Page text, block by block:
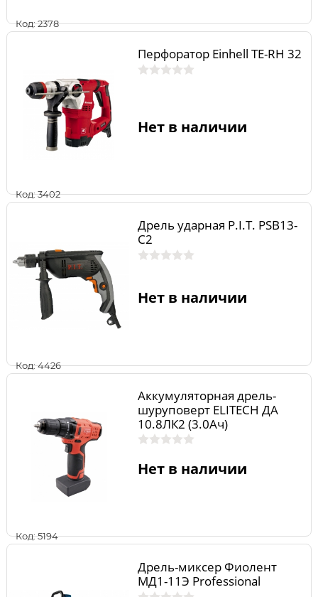
Код: 2378
Код: 3402
Перфоратор Einhell TE-RH 32
Нет в наличии
Код: 4426
Дрель ударная P.I.T. PSB13-
C2
Нет в наличии
Код: 5194
Аккумуляторная дрель-
шуруповерт ELITECH ДА
10.8ЛК2 (3.0Ач)
Нет в наличии
Дрель-миксер Фиолент
МД1-11Э Professional